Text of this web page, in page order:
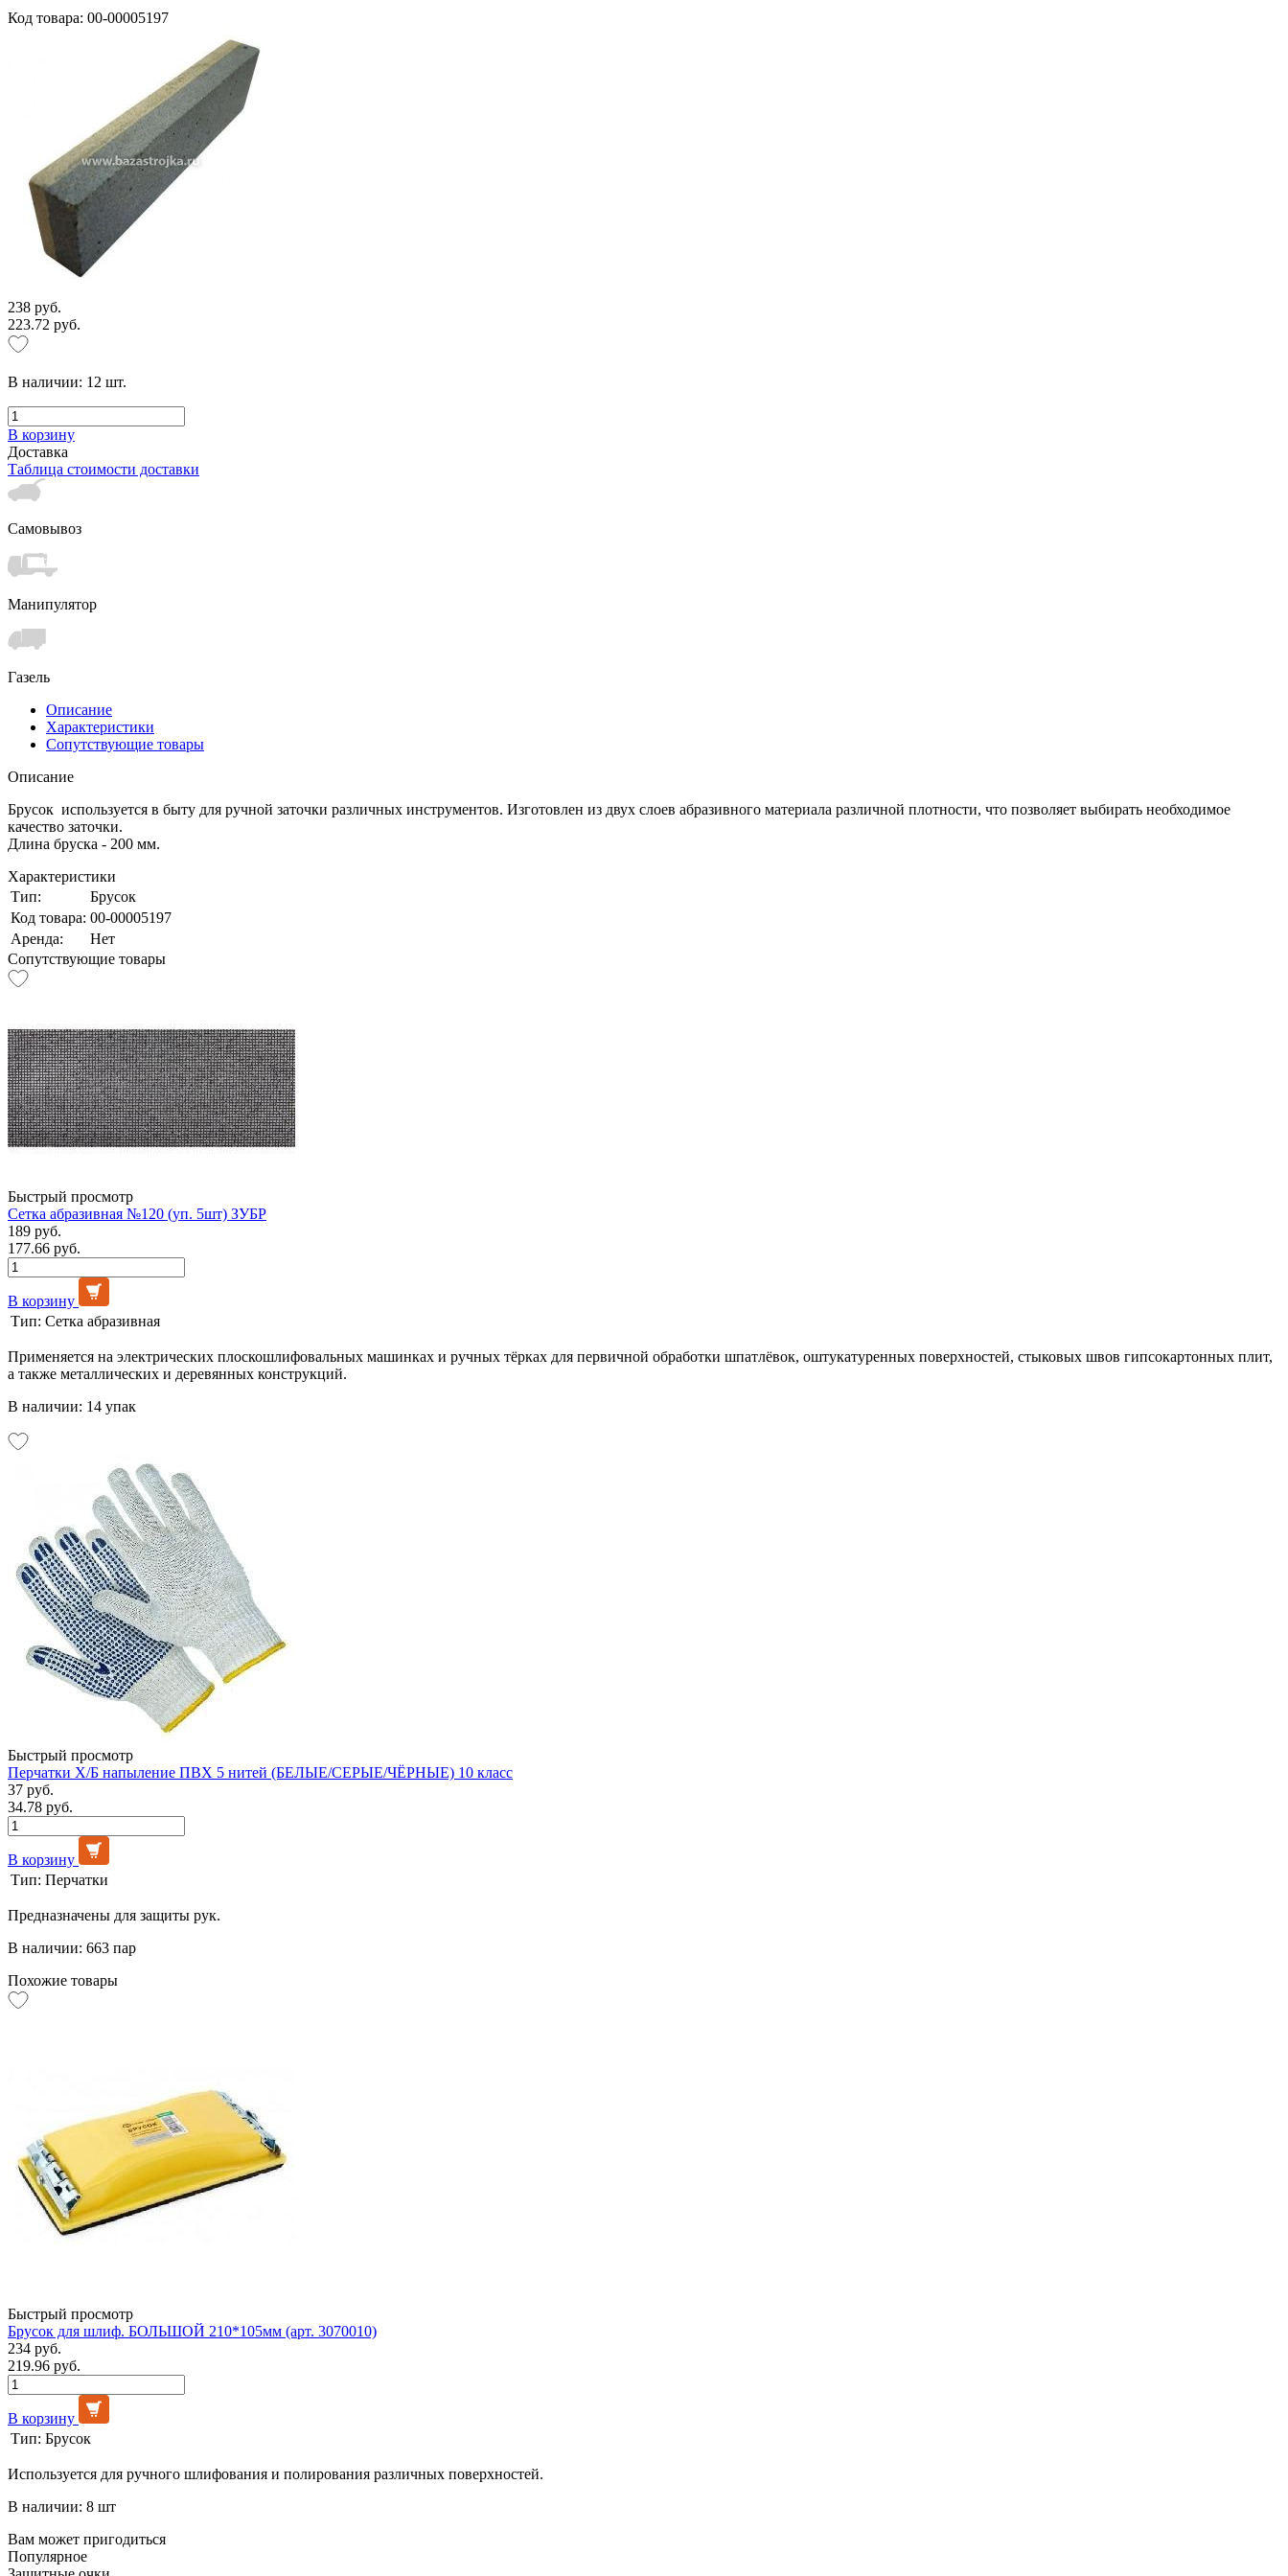
Код товара: 00-00005197
238 руб.
223.72 руб.
В наличии: 12 шт.
В корзину
Доставка
Таблица стоимости доставки
Самовывоз
Манипулятор
Газель
Описание
Характеристики
Сопутствующие товары
Описание
Брусок используется в быту для ручной заточки различных инструментов. Изготовлен из двух слоев абразивного материала различной плотности, что позволяет выбирать необходимое
качество заточки.
Длина бруска - 200 мм.
Характеристики
Тип:
Брусок
Код товара: 00-00005197
Аренда:
Нет
Сопутствующие товары
Быстрый просмотр
Сетка абразивная №120 (уп. 5шт) ЗУБР
189 руб.
177.66 руб.
В корзину
Тип: Сетка абразивная
Применяется на электрических плоскошлифовальных машинках и ручных тёрках для первичной обработки шпатлёвок, оштукатуренных поверхностей, стыковых швов гипсокартонных плит,
а также металлических и деревянных конструкций.
В наличии: 14 упак
Быстрый просмотр
Перчатки Х/Б напыление ПВХ 5 нитей (БЕЛЫЕ/СЕРЫЕ/ЧЁРНЫЕ) 10 класс
37 руб.
34.78 руб.
В корзину
Тип: Перчатки
Предназначены для защиты рук.
В наличии: 663 пар
Похожие товары
Быстрый просмотр
Брусок для шлиф. БОЛЬШОЙ 210*105мм (арт. 3070010)
234 руб.
219.96 руб.
В корзину
Тип: Брусок
Используется для ручного шлифования и полирования различных поверхностей.
В наличии: 8 шт
Вам может пригодиться
Популярное